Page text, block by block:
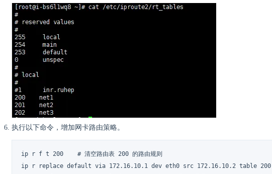
执行以下命令，增加网卡路由策略。
ip r f t 200    # 清空路由表 200 的路由规则
ip r replace default via 172.16.10.1 dev eth0 src 172.16.10.2 table 200  #